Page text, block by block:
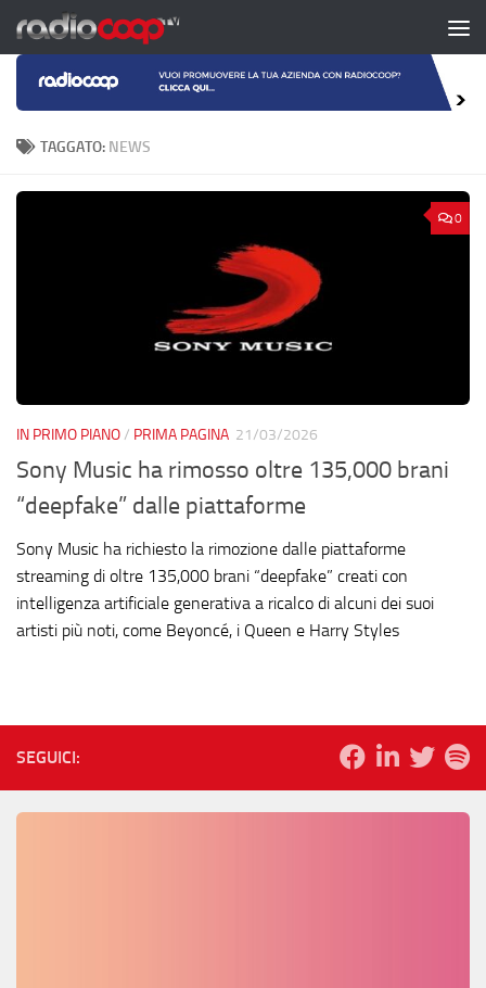
Salta al contenuto
TAGGATO: NEWS
0
IN PRIMO PIANO/ PRIMA PAGINA 21/03/2026
Sony Music ha rimosso oltre 135,000 brani
“deepfake” dalle piattaforme
Sony Music ha richiesto la rimozione dalle piattaforme
streaming di oltre 135,000 brani “deepfake” creati con
intelligenza artificiale generativa a ricalco di alcuni dei suoi
artisti più noti, come Beyoncé, i Queen e Harry Styles
SEGUICI: